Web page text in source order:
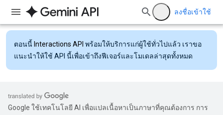
ลงชื่อเข้าใช้
ตอนนี้ Interactions API พร้อมให้บริการแก่ผู้ใช้ทั่วไปแล้ว เราขอ
แนะนำให้ใช้ API นี้เพื่อเข้าถึงฟีเจอร์และโมเดลล่าสุดทั้งหมด
Google ใช้เทคโนโลยี AI เพื่อแปลเนื้อหาเป็นภาษาที่คุณต้องการ การ